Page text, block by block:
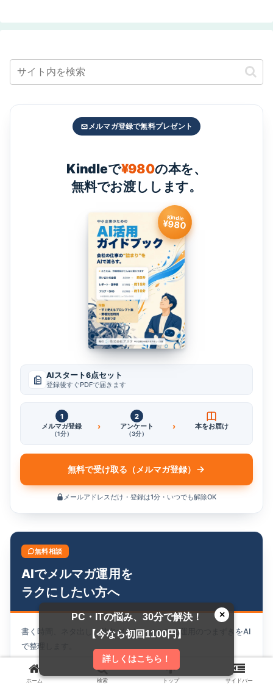
メルマガ登録で無料プレゼント
Kindleで¥980の本を、
無料でお渡しします。
Kindle
¥980
AIスタート6点セット
登録後すぐPDFで届きます
1
メルマガ登録
（1分）
›
2
アンケート
（3分）
› 本をお届け
無料で受け取る（メルマガ登録）
メールアドレスだけ・登録は1分・いつでも解除OK
無料相談
AIでメルマガ運用を
ラクにしたい方へ
書く時間、ネタ出し、件名づくり。メルマガ運用のつまずきをAI
で整理します。
ライティングに時間がかかる
×
PC・ITの悩み、30分で解決！
【今なら初回1100円】
詳しくはこちら！
ホーム 検索 トップ サイドバー